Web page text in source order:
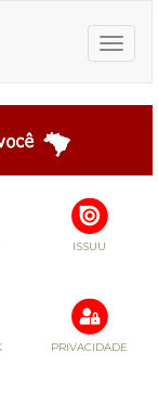
Toggle
ISSUU
PRIVACIDADE